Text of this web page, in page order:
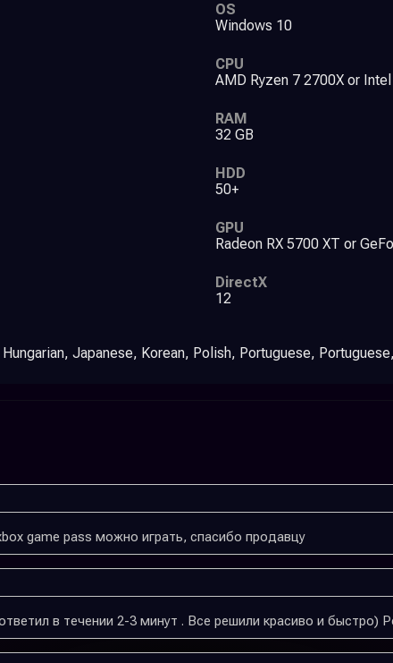
OS
Windows 10
CPU
AMD Ryzen 7 2700X or
RAM
32 GB
HDD
50+
GPU
Radeon RX 5700 XT or
DirectX
12
Japanese, Korean, Polish, Portuguese,